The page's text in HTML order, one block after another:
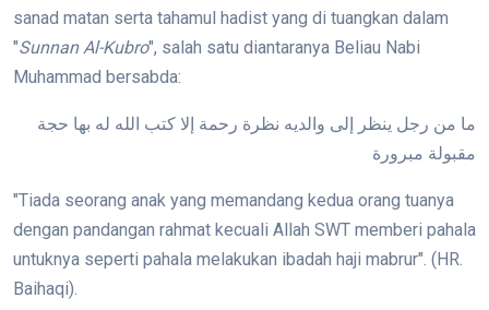
sanad matan serta tahamul hadist yang di tuangkan dalam
"Sunnan Al-Kubro", salah satu diantaranya Beliau Nabi
Muhammad bersabda:
ما من رجل ينظر إلى والديه نظرة رحمة إلا كتب الله له بها حجة
مقبولة مبرورة
"Tiada seorang anak yang memandang kedua orang tuanya
dengan pandangan rahmat kecuali Allah SWT memberi pahala
untuknya seperti pahala melakukan ibadah haji mabrur". (HR.
Baihaqi).